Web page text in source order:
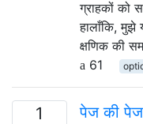
ग्राहकों को
हालाँकि, मुझे
क्षणिक की
61
1
पेज की